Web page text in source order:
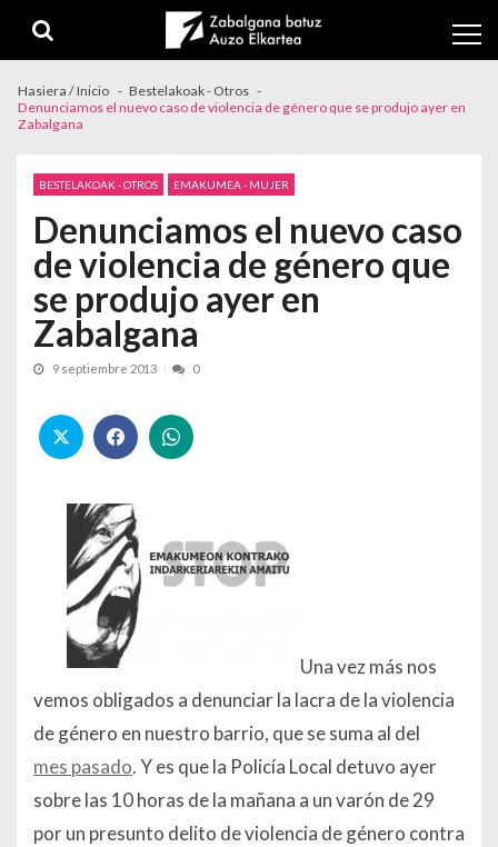
Hasiera / Inicio
Bestelakoak - Otros
Denunciamos el nuevo caso de violencia de género que se produjo ayer en
Zabalgana
BESTELAKOAK - OTROS EMAKUMEA - MUJER
Denunciamos el nuevo caso
de violencia de género que
se produjo ayer en
Zabalgana
9 septiembre 2013 0
Una vez más nos
vemos obligados a denunciar la lacra de la violencia
de género en nuestro barrio, que se suma al del
mes pasado. Y es que la Policía Local detuvo ayer
sobre las 10 horas de la mañana a un varón de 29
por un presunto delito de violencia de género contra